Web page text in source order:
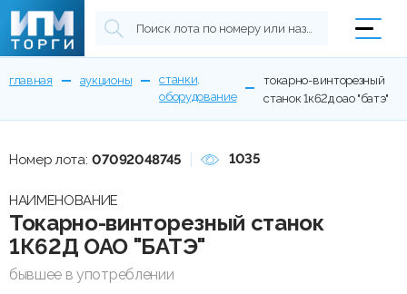
главная аукционы
станки,
оборудование
токарно-винторезный
станок 1к62д оао "батэ"
Номер лота: 07092048745 1035
НАИМЕНОВАНИЕ
Токарно-винторезный станок
1К62Д ОАО "БАТЭ"
бывшее в употреблении